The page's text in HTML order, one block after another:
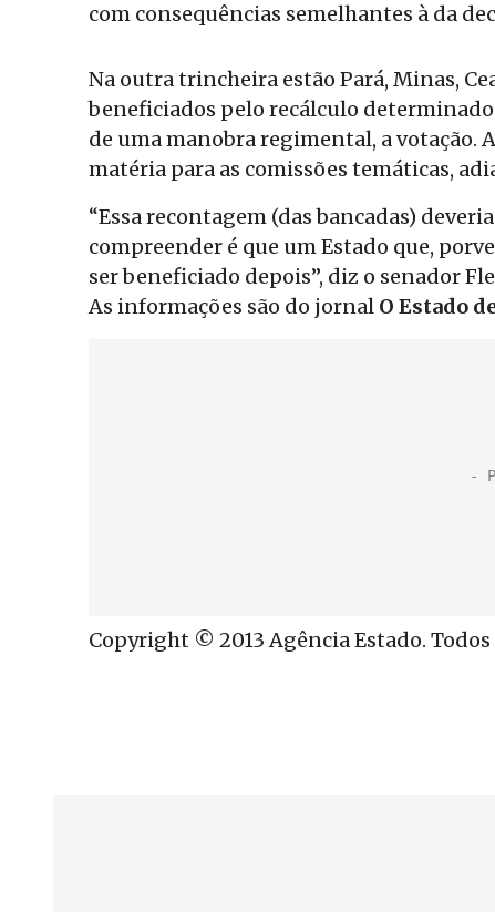
com consequências semelhantes à da
Na outra trincheira estão Pará, Minas,
beneficiados pelo recálculo
de uma manobra regimental, a votação.
matéria para as comissões temáticas,
“Essa recontagem (das bancadas)
compreender é que um Estado que,
ser beneficiado depois”, diz o senador
As informações são do jornal O Estado
Copyright © 2013 Agência Estado.